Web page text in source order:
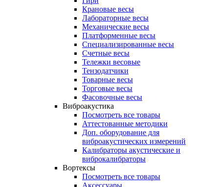
Крановые весы
Лабораторные весы
Механические весы
Платформенные весы
Специализированные весы
Счетные весы
Тележки весовые
Тензодатчики
Товарные весы
Торговые весы
Фасовочные весы
Виброакустика
Посмотреть все товары
Аттестованные методики
Доп. оборудование для
виброакустических измерений
Калибраторы акустические и
виброкалибраторы
Вортексы
Посмотреть все товары
Аксессуары